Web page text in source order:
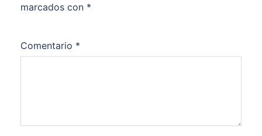
marcados con *
Comentario *